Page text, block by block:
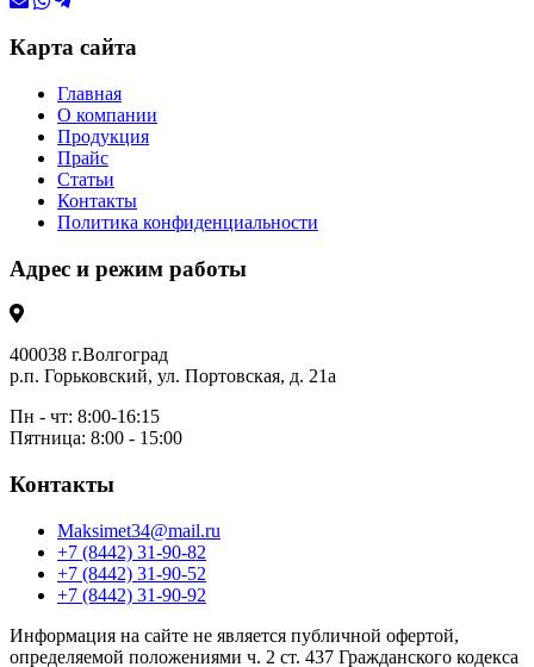
Карта сайта
Главная
О компании
Продукция
Прайс
Статьи
Контакты
Политика конфиденциальности
Адрес и режим работы
400038 г.Волгоград
р.п. Горьковский, ул. Портовская, д. 21а
Пн - чт: 8:00-16:15
Пятница: 8:00 - 15:00
Контакты
Maksimet34@mail.ru
+7 (8442) 31-90-82
+7 (8442) 31-90-52
+7 (8442) 31-90-92
Информация на сайте не является публичной офертой,
определяемой положениями ч. 2 ст. 437 Гражданского кодекса